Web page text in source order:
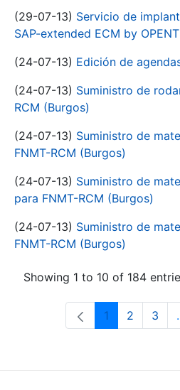
(29-07-13) Servicio de
SAP-extended ECM by
(24-07-13) Edición de
(24-07-13) Suministro de
RCM (Burgos)
(24-07-13) Suministro de
FNMT-RCM (Burgos)
(24-07-13) Suministro de
para FNMT-RCM (Burgos)
(24-07-13) Suministro de
FNMT-RCM (Burgos)
Showing 1 to 10 of 184
Page
1 Page
2 3